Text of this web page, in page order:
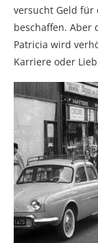
versucht Geld für
beschaffen. Aber
Patricia wird
Karriere oder